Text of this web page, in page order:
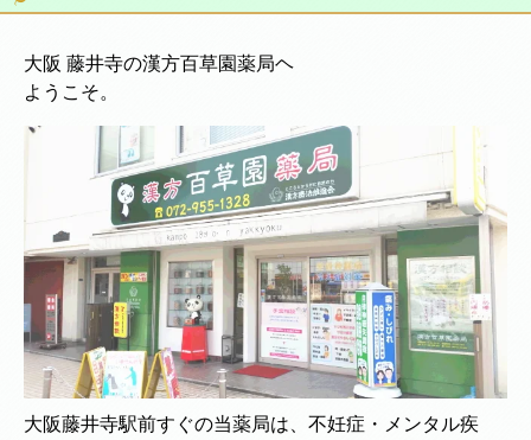
大阪 藤井寺の漢方百草園薬局ヘ
ようこそ。
大阪藤井寺駅前すぐの当薬局は、不妊症・メンタル疾